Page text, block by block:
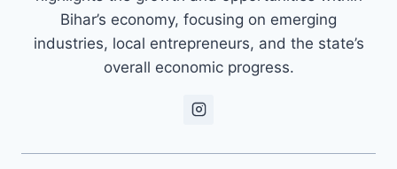
Bihar’s economy, focusing on emerging
industries, local entrepreneurs, and the state’s
overall economic progress.